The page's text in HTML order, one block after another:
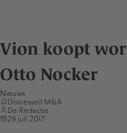
Vion koopt
Otto Nocker
Nieuws
Distressed M&A
De Redactie
28 juli 2017